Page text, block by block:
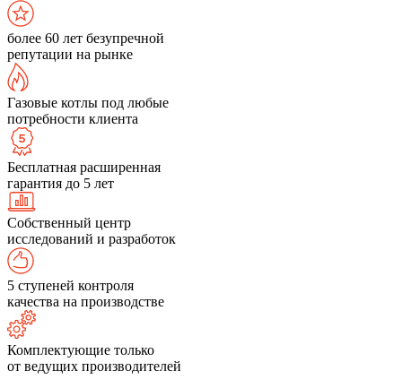
более 60 лет безупречной
репутации на рынке
Газовые котлы под любые
потребности клиента
Бесплатная расширенная
гарантия до 5 лет
Собственный центр
исследований и разработок
5 ступеней контроля
качества на производстве
Комплектующие только
от ведущих производителей